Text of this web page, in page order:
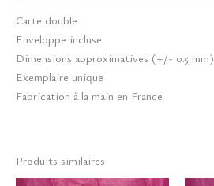
Carte double
Enveloppe incluse
Dimensions approximatives (+/- 0.5 mm)
Exemplaire unique
Fabrication à la main en France
Produits similaires